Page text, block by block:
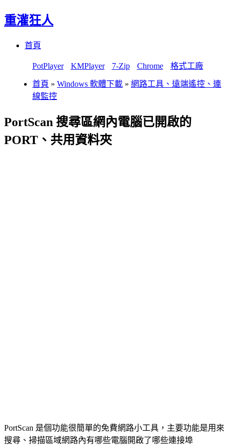
重灌狂人
首頁
PotPlayer KMPlayer 7-Zip Chrome 格式工廠
首頁 » Windows 軟體下載 » 網路工具、遠端遙控、連
線監控
PortScan 搜尋區網內電腦已開啟的
PORT、共用資料夾
PortScan 是個功能很簡單的免費網路小工具，主要功能是用來
搜尋、掃描區域網路內有哪些電腦開啟了哪些連接埠